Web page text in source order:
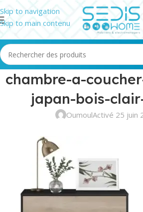
Skip to navigation
Skip to main contenu
chambre-a-
japan-bois-
OumoulActivé 25 juin